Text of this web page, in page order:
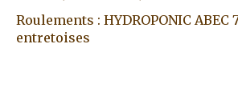
Roulements : HYDROPONIC ABEC
entretoises